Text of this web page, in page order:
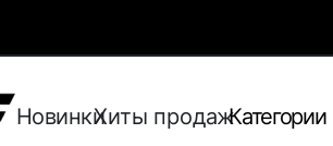
НовинкиХиты продажКатегории